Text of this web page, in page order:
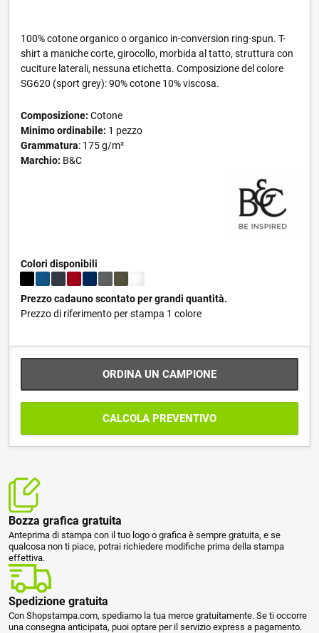
100% cotone organico o organico in-conversion ring-spun. T-
shirt a maniche corte, girocollo, morbida al tatto, struttura con
cuciture laterali, nessuna etichetta. Composizione del colore
SG620 (sport grey): 90% cotone 10% viscosa.
Composizione: Cotone
Minimo ordinabile: 1 pezzo
Grammatura: 175 g/m²
Marchio: B&C
Colori disponibili
Prezzo cadauno scontato per grandi quantità.
Prezzo di riferimento per stampa 1 colore
ORDINA UN CAMPIONE
CALCOLA PREVENTIVO
Bozza grafica gratuita
Anteprima di stampa con il tuo logo o grafica è sempre gratuita, e se
qualcosa non ti piace, potrai richiedere modifiche prima della stampa
effettiva.
Spedizione gratuita
Con Shopstampa.com, spediamo la tua merce gratuitamente. Se ti occorre
una consegna anticipata, puoi optare per il servizio express a pagamento.